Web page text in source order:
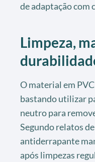
de adaptação com
Limpeza,
O material em
bastando utilizar
neutro para
Segundo relatos
antiderrapante
após limpezas